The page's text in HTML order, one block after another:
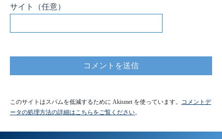
サイト （任意）
このサイトはスパムを低減するために Akismet を使っています。
コメントデ
ータの処理方法の詳細はこちらをご覧ください。